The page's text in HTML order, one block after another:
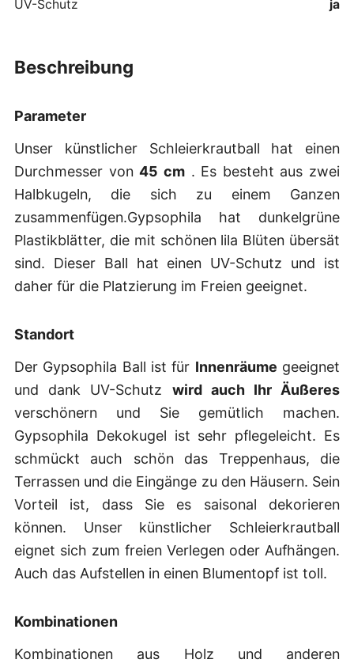
beschreibung
Parameter
Unser künstlicher Schleierkrautball hat einen
Durchmesser von45 cm. Es besteht aus zwei
Halbkugeln, die sich zu einem Ganzen
zusammenfügen.Gypsophila hat dunkelgrüne
Plastikblätter, die mit schönen lila Blüten übersät
sind. Dieser Ball hat einen UV-Schutz und ist
daher für die Platzierung im Freien geeignet.
Standort
Der Gypsophila Ball ist für Innenräume geeignet
und dank UV-Schutz wird auch Ihr Äußeres
verschönern und Sie gemütlich machen.
Gypsophila Dekokugel ist sehr pflegeleicht. Es
schmückt auch schön das Treppenhaus, die
Terrassen und die Eingänge zu den Häusern. Sein
Vorteil ist, dass Sie es saisonal dekorieren
können. Unser künstlicher Schleierkrautball
eignet sich zum freien Verlegen oder Aufhängen.
Auch das Aufstellen in einen Blumentopf ist toll.
Kombinationen
Kombinationen aus Holz und anderen
UV-Schutz ja